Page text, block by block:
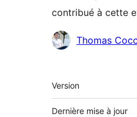
contribué à cette
Contributeurs
Thomas
Méta
Version
Dernière mise à jour